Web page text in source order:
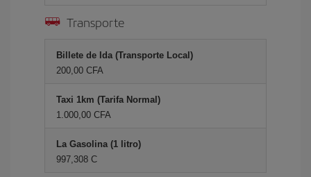
Transporte
Billete de Ida (Transporte Local)
200,00 CFA
Taxi 1km (Tarifa Normal)
1.000,00 CFA
La Gasolina (1 litro)
997,308 C